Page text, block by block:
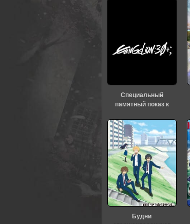
Специальный
памятный показ к
«Евангелиона» (2026)
Будни